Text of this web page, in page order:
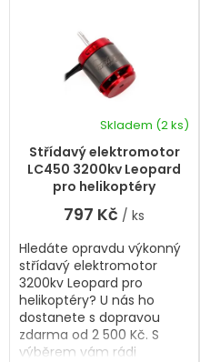
Střídavý elektromotor
LC450 3200kv Leopard
pro helikoptéry
Skladem (2 ks)
797 Kč / ks
Hledáte opravdu výkonný
střídavý elektromotor
3200kv Leopard pro
helikoptéry? U nás ho
dostanete s dopravou
zdarma od 2 500 Kč. S
výběrem vám rádi